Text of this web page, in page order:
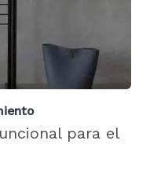
para el